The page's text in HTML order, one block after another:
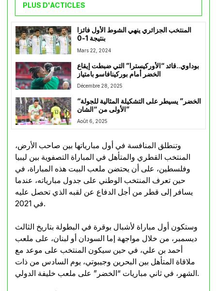
PLUS D'ACTICLES
المنتخب الجزائري ينهي الشوط الأول فائزا
بنتيجة 1-0
Mars 22, 2024
بوداوي..قائد “الأوركيسترا” التي ضبطت إيقاع
الخضر أمام بوركينافاسو بامتياز
Décembre 28, 2025
“الخضر” يسيطر على التشكيلة المثالية للجولة
الأولى من “الشان”
Août 6, 2025
وتنطلق المنافسة في أول مبارياتها بين صاحب الأرض،
المنتخب القطري والمتأهل في المباراة التصفوية بين ليبيا
وفلسطين، على أن يحتضن ملعب البيت هذه المباراة، في
حين تعرف المنتخب الوطني على جدول مبارياته، عندما
يسافر إلى قطر من أجل الدفاع عن لقبه الذي تحصل عليه
في 2021.
وستكون أول مباراة لأشبال بوقرة في البطولة بتاريخ الثالث
ديسمبر، من خلال مواجهة إما السودان أو لبنان، على ملعب
أحمد بن علي، في حين سيكون المنتخب على موعد مع
ملاقاة المتأهل بين البحرين وجيبوتي، يوم السادس من ذات
الشهر، في ثاني مباريات “الخضر” على ملعب خليفة الدولي.